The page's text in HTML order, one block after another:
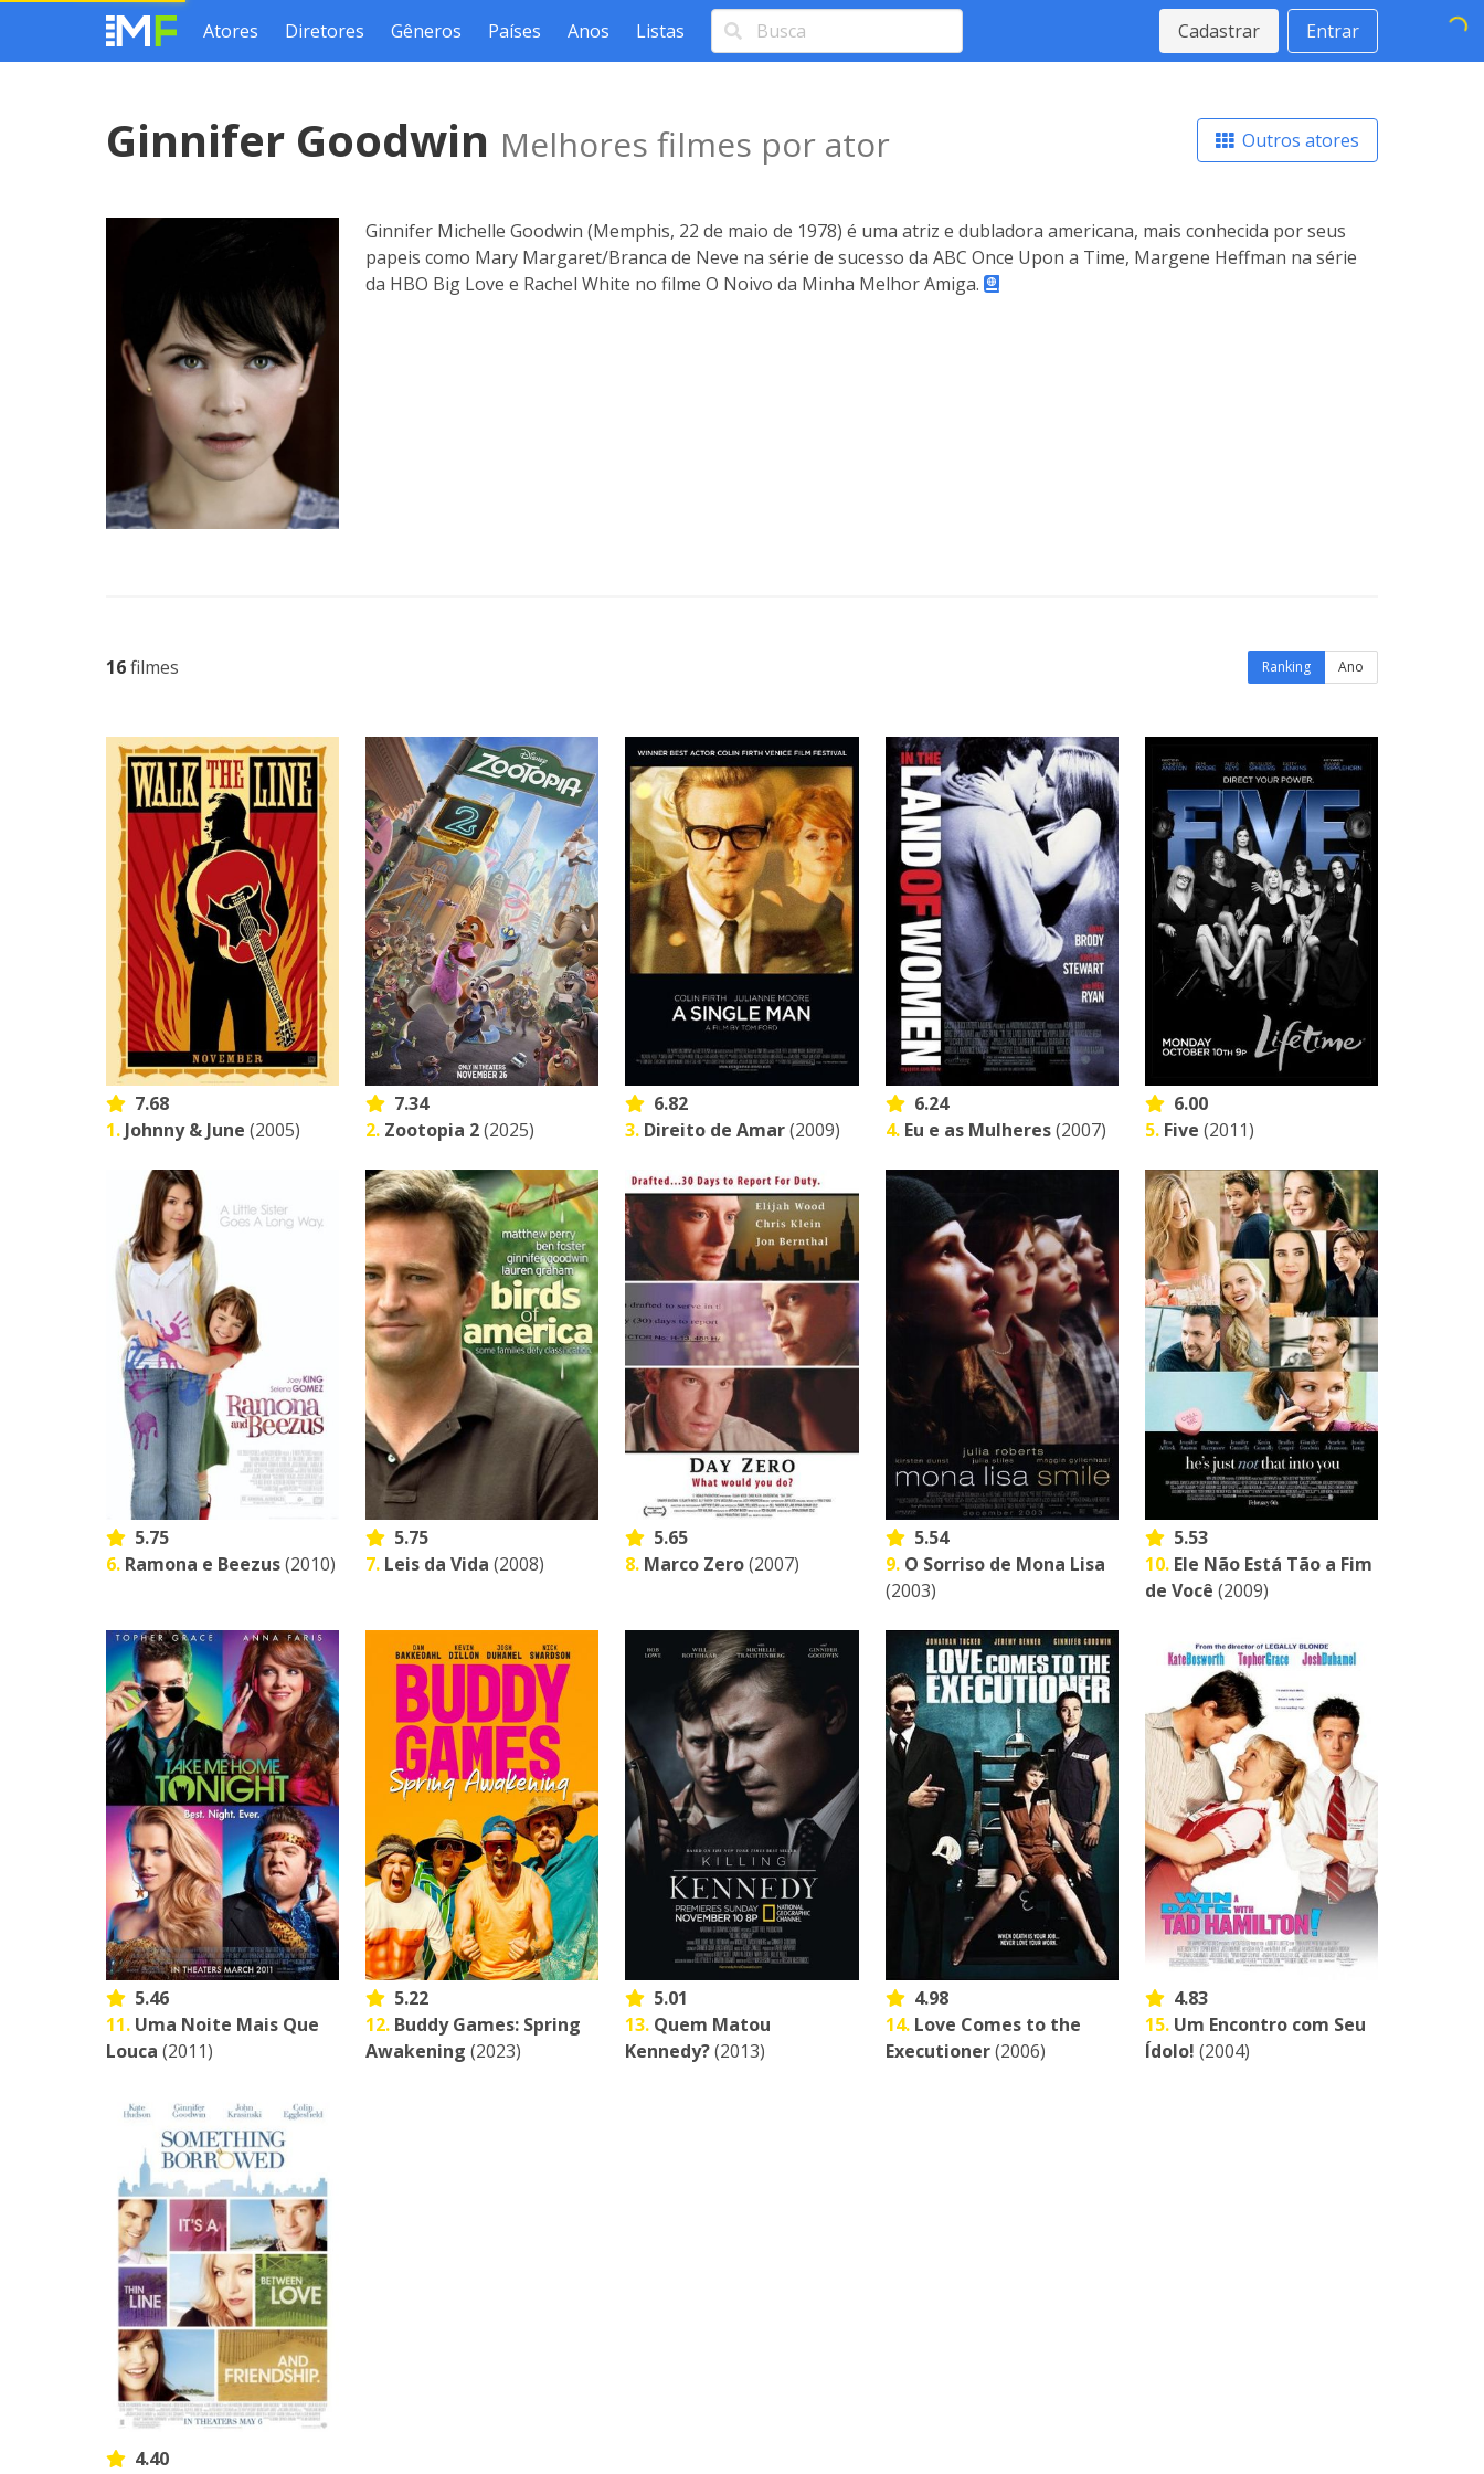
Atores Diretores Gêneros Países Anos Listas Cadastrar Entrar
Ginnifer Goodwin Melhores filmes por ator Outros atores
Ginnifer Michelle Goodwin (Memphis, 22 de maio de 1978) é uma atriz e dubladora americana, mais conhecida por seus
papeis como Mary Margaret/Branca de Neve na série de sucesso da ABC Once Upon a Time, Margene Heffman na série
da HBO Big Love e Rachel White no filme O Noivo da Minha Melhor Amiga.
16filmes Ranking Ano
7.68
1. Johnny & June (2005)
7.34
2. Zootopia 2(2025)
6.82
3. Direito de Amar(2009)
6.24
4. Eu e as Mulheres(2007)
6.00
5. Five (2011)
5.75
6. Ramona e Beezus(2010)
5.75
7. Leis da Vida (2008)
5.65
8. Marco Zero(2007)
5.54
9. O Sorriso de Mona Lisa
(2003)
5.53
10. Ele Não Está Tão a Fim
de Você (2009)
5.46
11. Uma Noite Mais Que
Louca (2011)
5.22
12. Buddy Games: Spring
Awakening (2023)
5.01
13. Quem Matou
Kennedy?(2013)
4.98
14. Love Comes to the
Executioner(2006)
4.83
15. Um Encontro com Seu
Ídolo! (2004)
4.40